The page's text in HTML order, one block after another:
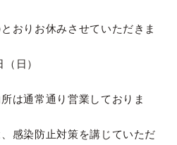
おりお休みさせていただきま
日）
は通常通り営業しておりま
感染防止対策を講じていただ